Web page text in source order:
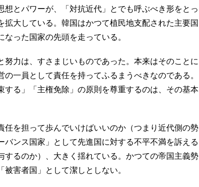
想とパワーが、「対抗近代」とでも呼ぶべき形をとっ
拡大している。韓国はかつて植民地支配された主要国
った国家の先頭を走っている。
努力は、すさまじいものであった。本来はそのことに
一員として責任を持ってふるまうべきなのである。
する」「主権免除」の原則を尊重するのは、その基本
任を担って歩んでいけばいいのか（つまり近代側の勢
バンス国家」として先進国に対する不平不満を訴える
するのか）、大きく揺れている。かつての帝国主義勢
害者国」として潔しとしない。